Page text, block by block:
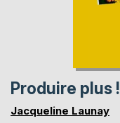
Produire plus !
Jacqueline Launay